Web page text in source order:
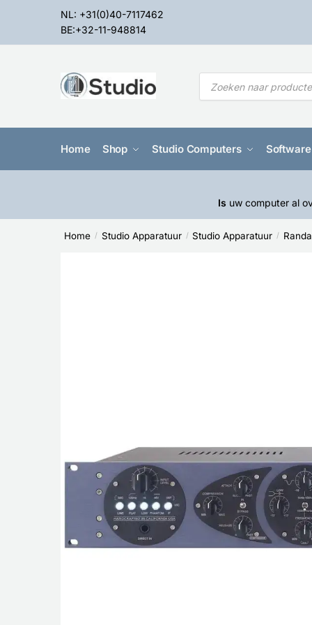
NL: +31(0)40-7117462
BE:+32-11-948814
Home Shop Studio Computers Software
Is uw computer al
Home / Studio Apparatuur / Studio Apparatuur /